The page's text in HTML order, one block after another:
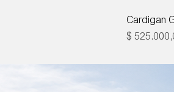
Cardigan
Precio
$